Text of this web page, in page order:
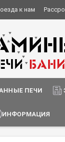
к нам
о доставке
ПЕЧИ
ИНФОРМАЦИЯ